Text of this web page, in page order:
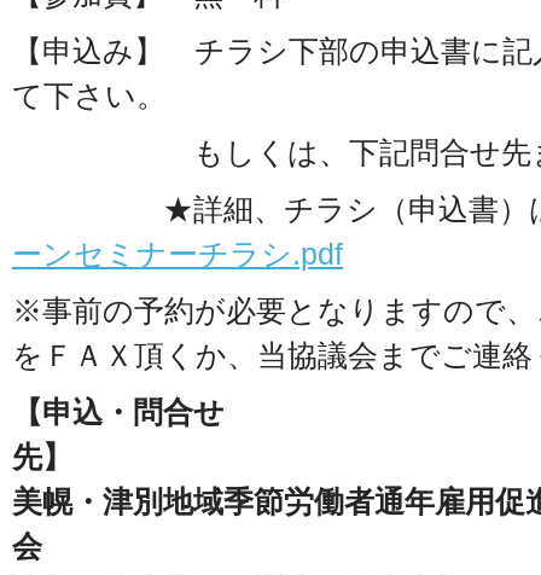
【申込み】 チラシ下部の申込書に
て下さい。
もしくは、下記問合せ先ま
★詳細、チラシ（申込書）は
ーンセミナーチラシ.pdf
※事前の予約が必要となりますので
をＦＡＸ頂くか、当協議会までご連
【申込・問合せ
美幌・津別地域季節労働者通年雇用促